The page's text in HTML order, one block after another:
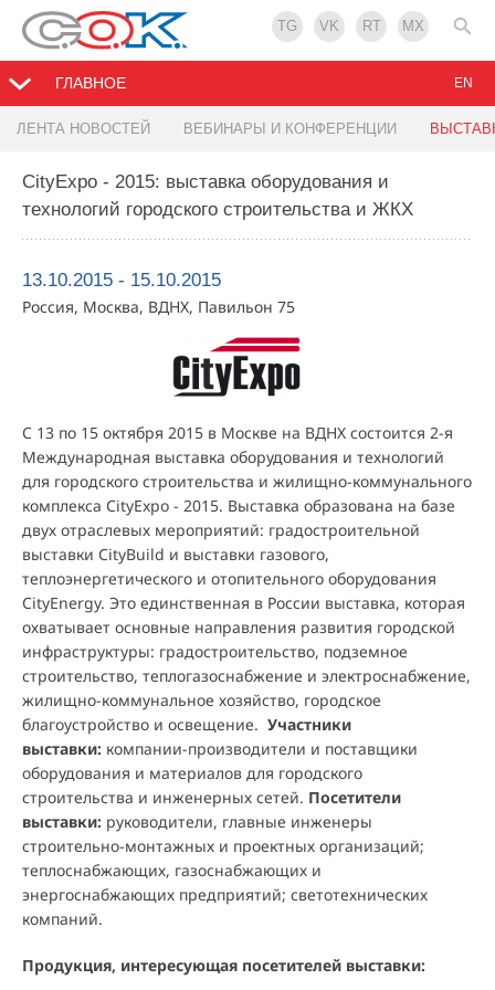
TG VK RT MX
ГЛАВНОЕ
ЛЕНТА НОВОСТЕЙ ВЕБИНАРЫ И КОНФЕРЕНЦИИ
EN
CityExpo - 2015: выставка оборудования и
технологий городского строительства и ЖКХ
13.10.2015 - 15.10.2015
Россия, Москва, ВДНХ, Павильон 75
С 13 по 15 октября 2015 в Москве на ВДНХ состоится 2-я
Международная выставка оборудования и технологий
для городского строительства и жилищно-коммунального
комплекса CityExpo - 2015. Выставка образована на базе
двух отраслевых мероприятий: градостроительной
выставки CityBuild и выставки газового,
теплоэнергетического и отопительного оборудования
CityEnergy. Это единственная в России выставка, которая
охватывает основные направления развития городской
инфраструктуры: градостроительство, подземное
строительство, теплогазоснабжение и электроснабжение,
жилищно-коммунальное хозяйство, городское
благоустройство и освещение. Участники
выставки: компании-производители и поставщики
оборудования и материалов для городского
строительства и инженерных сетей. Посетители
выставки: руководители, главные инженеры
строительно-монтажных и проектных организаций;
теплоснабжающих, газоснабжающих и
энергоснабжающих предприятий; светотехнических
компаний.
Продукция, интересующая посетителей выставки: